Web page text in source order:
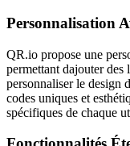
Personnalisation
QR.io propose une
permettant dajouter des
personnaliser le design
codes uniques et
spécifiques de chaque